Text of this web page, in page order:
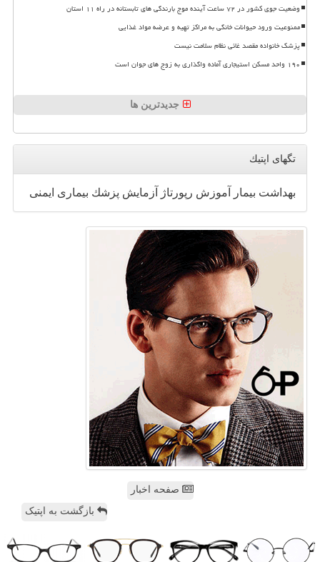
وضعیت جوی کشور در ۷۲ ساعت آینده موج بارندگی های تابستانه در راه ۱۱ استان
ممنوعیت ورود حیوانات خانگی به مراکز تهیه و عرضه مواد غذایی
پزشک خانواده مقصد غائی نظام سلامت نیست
۱۹۰ واحد مسکن استیجاری آماده واگذاری به زوج های جوان است
جدیدترین ها
تگهای اپتیك
بهداشت بیمار آموزش رپورتاژ آزمایش پزشك بیماری ایمنی
صفحه اخبار
بازگشت به اپتیک